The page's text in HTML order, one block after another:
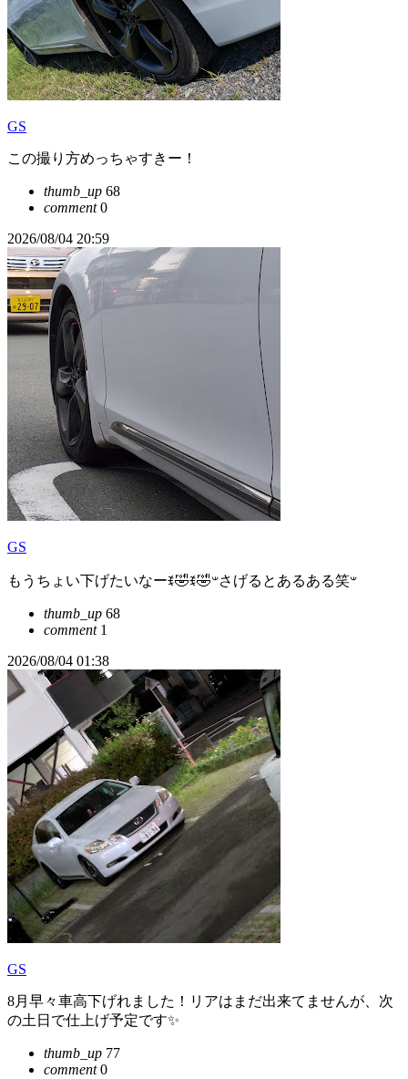
GS
この撮り方めっちゃすきー！
thumb_up 68
comment0
2026/08/04 20:59
GS
もうちょい下げたいなーꉂ🤣𐤔‪ꉂ🤣𐤔さげるとあるある笑
thumb_up 68
comment1
2026/08/04 01:38
GS
8月早々車高下げれました！リアはまだ出来てませんが、次
の土日で仕上げ予定です✨
thumb_up 77
comment0